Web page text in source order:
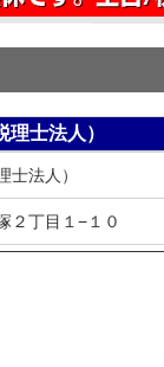
士法人）
士法人）
２丁目１−１０